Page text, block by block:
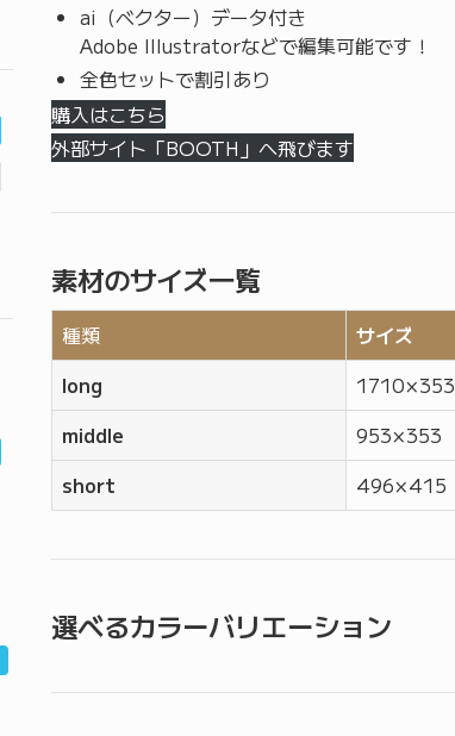
ai（ベクター）データ付き
Adobe Illustratorなどで編集可能です！
全色セットで割引あり
購入はこちら
外部サイト「BOOTH」へ飛びます
素材のサイズ一覧
種類 サイズ
long
1710 × 353
middle
953 × 353
short
496 × 415
選べるカラーバリエーション